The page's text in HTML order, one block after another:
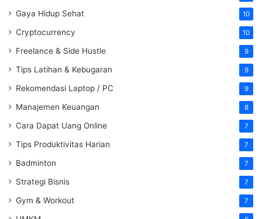
Gaya Hidup Sehat 10
Cryptocurrency 10
Freelance & Side Hustle 9
Tips Latihan & Kebugaran 9
Rekomendasi Laptop / PC 9
Manajemen Keuangan 8
Cara Dapat Uang Online 7
Tips Produktivitas Harian 7
Badminton 7
Strategi Bisnis 7
Gym & Workout 7